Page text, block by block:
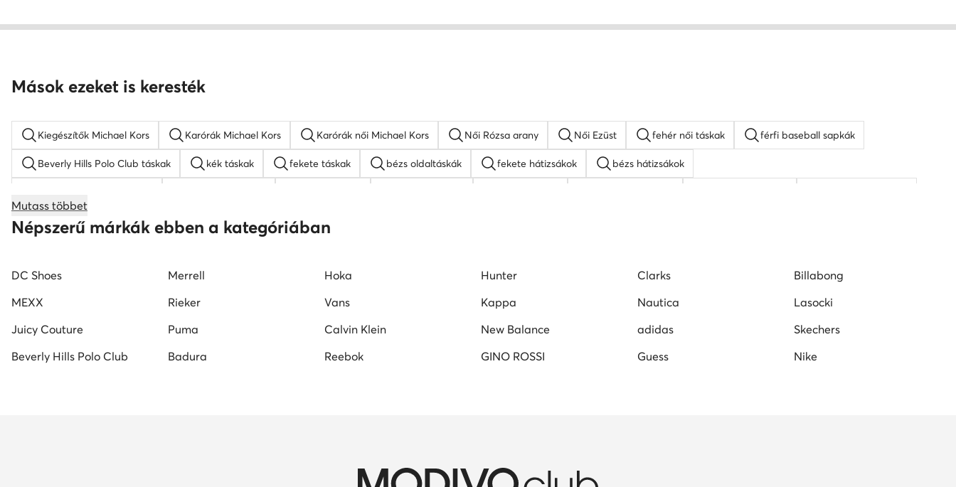
Mások ezeket is keresték
Kiegészítők Michael Kors Karórák Michael Kors Karórák női Michael Kors Női Rózsa arany Női Ezüst fehér női táskak férfi baseball sapkák
Beverly Hills Polo Club táskak kék táskak fekete táskak bézs oldaltáskák fekete hátizsákok bézs hátizsákok
KARL LAGERFELD táskak bőr táskak Nine West táskak
Mutass többet
Népszerű márkák ebben a kategóriában
DC Shoes Merrell Hoka Hunter Clarks
Billabong
MEXX
Rieker Vans Kappa Nautica
Lasocki
Juicy Couture
Puma Calvin Klein New Balance adidas
Skechers
Beverly Hills Polo Club
Badura Reebok GINO ROSSI Guess Nike